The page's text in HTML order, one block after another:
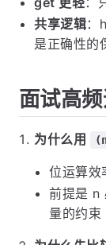
共享逻辑：
是正确性的
面试高频
为什么用
位运算效
前提是 n
量的约束